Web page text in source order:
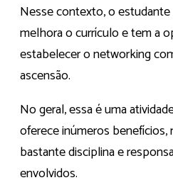
Nesse contexto, o
melhora o currículo e tem a
estabelecer o networking
ascensão.
No geral, essa é uma
oferece inúmeros
bastante disciplina e
envolvidos.